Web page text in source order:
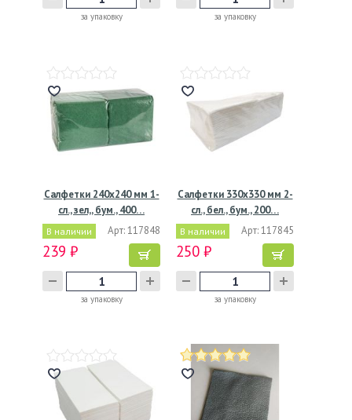
за упаковку за упаковку
Салфетки 240х240 мм 1-
сл., зел,, бум., 400…
В наличии Арт: 117848
239 ₽
за упаковку
Салфетки 330х330 мм 2-
сл., бел., бум., 200…
В наличии Арт: 117845
250 ₽
за упаковку